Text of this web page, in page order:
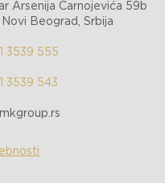
Arsenija Čarnojevića 59b
Novi Beograd, Srbija
3539 555
3539 543